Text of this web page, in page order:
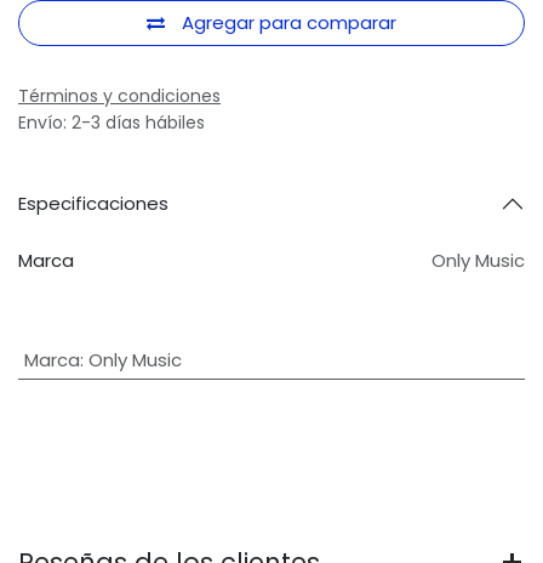
Agregar para comparar
Términos y condiciones
Envío: 2-3 días hábiles
Especificaciones
Marca Only Music
Marca: Only Music